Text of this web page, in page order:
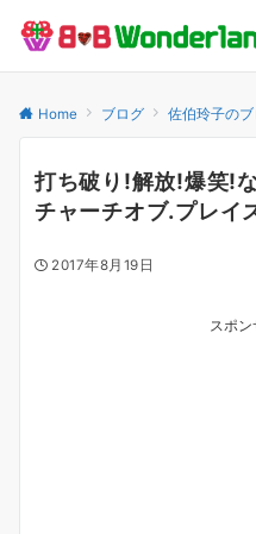
Home ブログ 佐伯玲子の
打ち破り!解放!爆笑!
チャーチオブ.プレイ
2017年8月19日
スポン